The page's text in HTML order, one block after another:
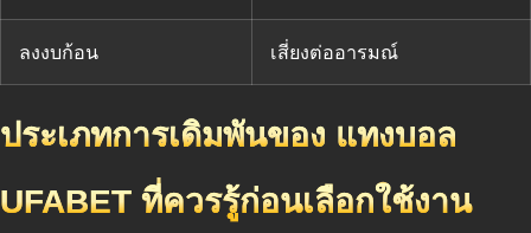
ลงงบก้อน เสี่ยงต่ออารมณ์
ประเภทการเดิมพันของ แทงบอล
UFABET ที่ควรรู้ก่อนเลือกใช้งาน